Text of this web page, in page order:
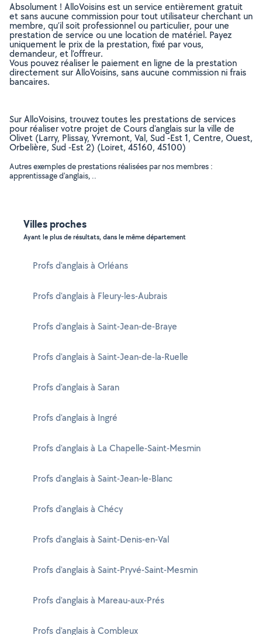
Absolument ! AlloVoisins est un service entièrement gratuit
et sans aucune commission pour tout utilisateur cherchant un
membre, qu’il soit professionnel ou particulier, pour une
prestation de service ou une location de matériel. Payez
uniquement le prix de la prestation, fixé par vous,
demandeur, et l’offreur.
Vous pouvez réaliser le paiement en ligne de la prestation
directement sur AlloVoisins, sans aucune commission ni frais
bancaires.
Sur AlloVoisins, trouvez toutes les prestations de services
pour réaliser votre projet de Cours d'anglais sur la ville de
Olivet (Larry, Plissay, Yvremont, Val, Sud -Est 1, Centre, Ouest,
Orbelière, Sud -Est 2) (Loiret, 45160, 45100)
Autres exemples de prestations réalisées par nos membres :
apprentissage d'anglais, ..
Villes proches
Ayant le plus de résultats, dans le même département
Profs d'anglais à Orléans
Profs d'anglais à Fleury-les-Aubrais
Profs d'anglais à Saint-Jean-de-Braye
Profs d'anglais à Saint-Jean-de-la-Ruelle
Profs d'anglais à Saran
Profs d'anglais à Ingré
Profs d'anglais à La Chapelle-Saint-Mesmin
Profs d'anglais à Saint-Jean-le-Blanc
Profs d'anglais à Chécy
Profs d'anglais à Saint-Denis-en-Val
Profs d'anglais à Saint-Pryvé-Saint-Mesmin
Profs d'anglais à Mareau-aux-Prés
Profs d'anglais à Combleux